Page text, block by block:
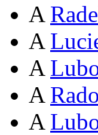
A
A
A
A
A